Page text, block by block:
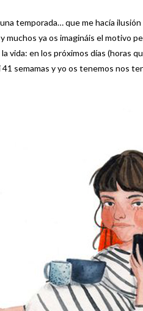
temporada… que me hacía
muchos ya os imagináis el motivo
vida: en los próximos días (horas
semamas y yo os tenemos nos